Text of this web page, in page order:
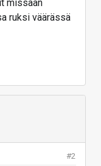
missään
ruksi väärässä
#2